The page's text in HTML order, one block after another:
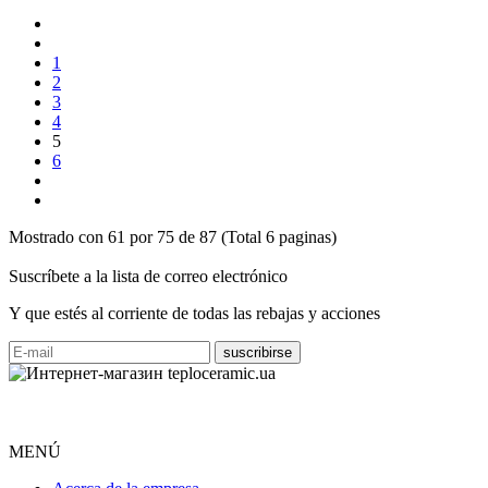
1
2
3
4
5
6
Mostrado con 61 por 75 de 87 (Total 6 paginas)
Suscríbete a la lista de correo electrónico
Y que estés al corriente de todas las rebajas y acciones
MENÚ